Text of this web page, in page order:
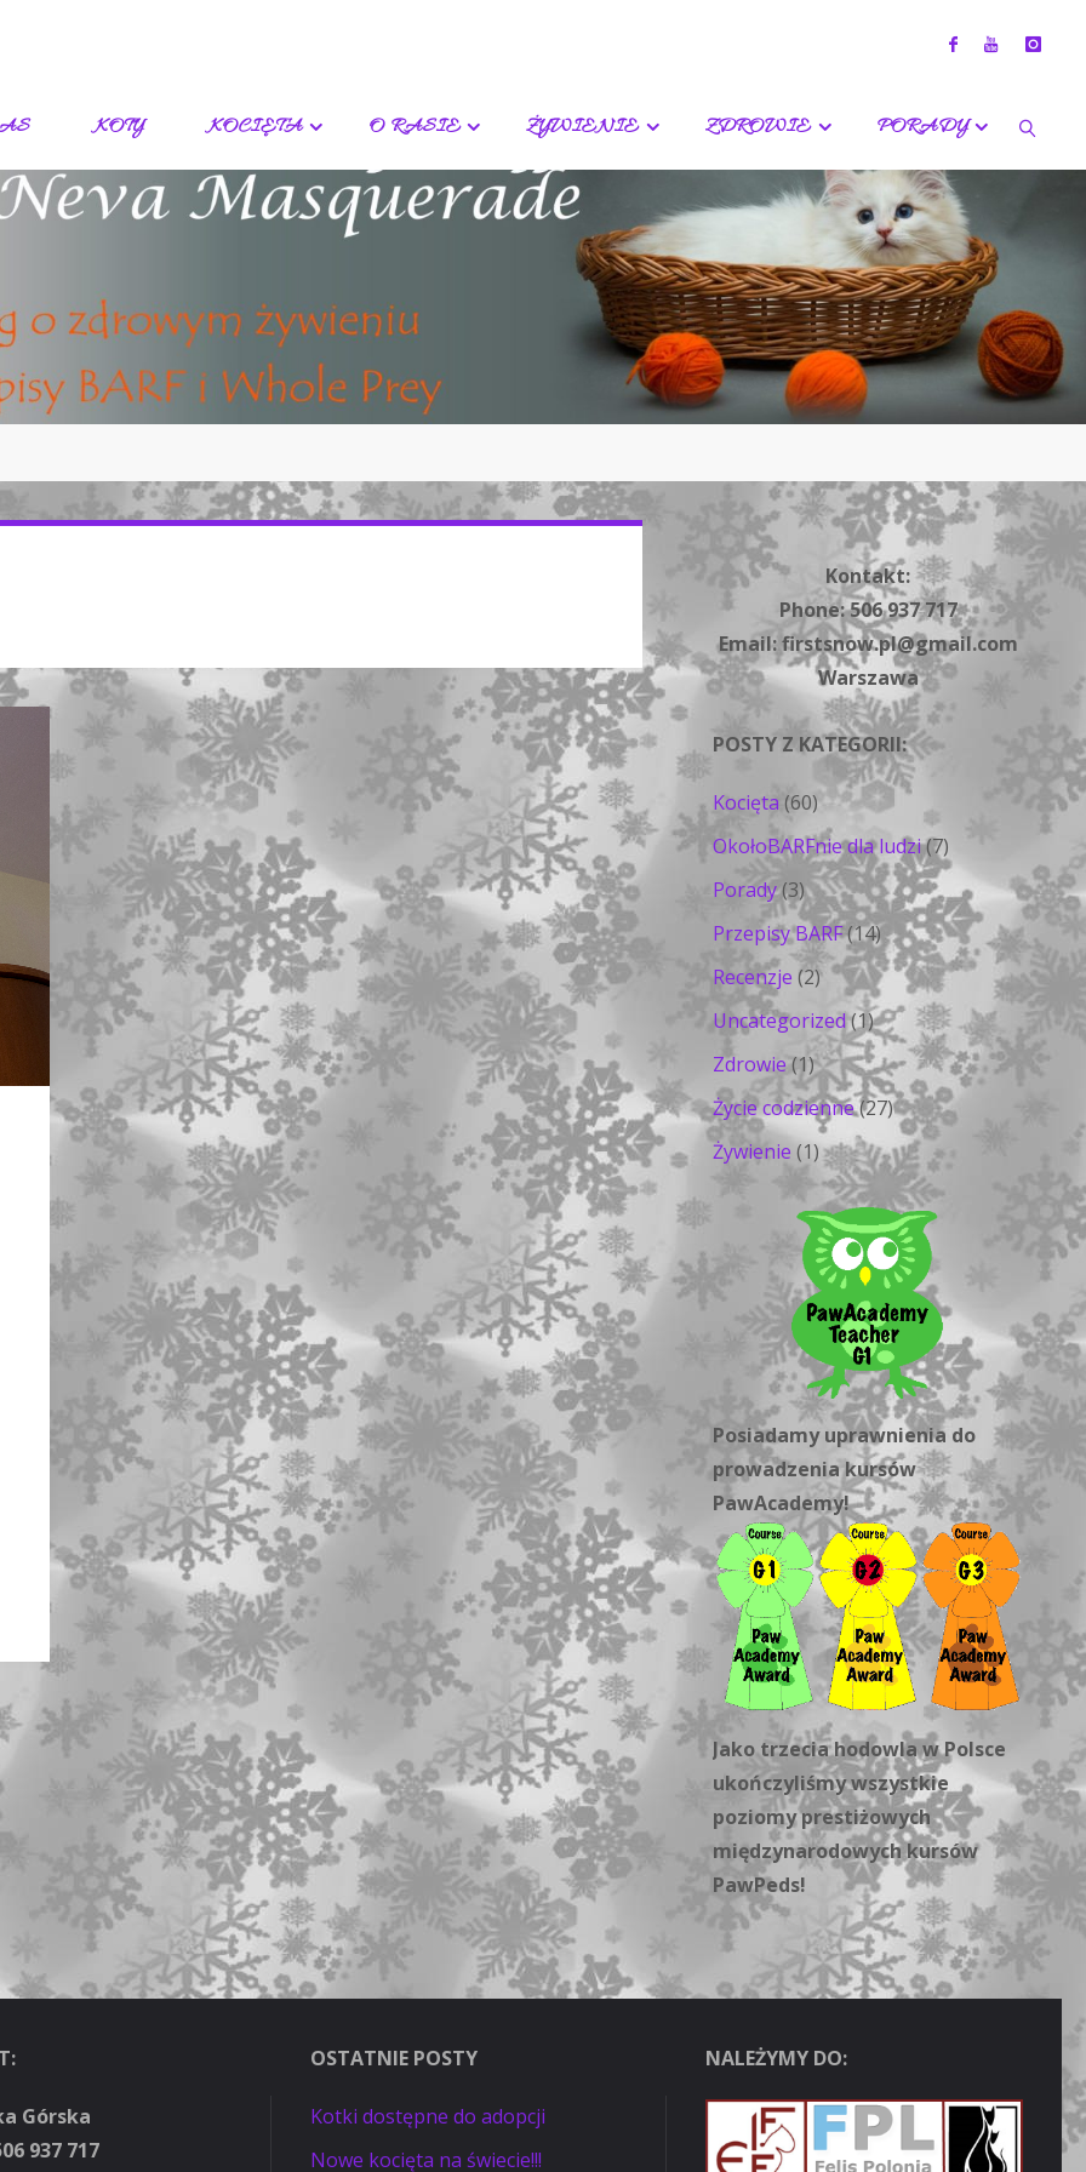
KOTY KOCIĘTA O RASIE ŻYWIENIE ZDROWIE PORADY
Kontakt:
Phone: 506 937 717
Email: firstsnow.pl@gmail.com
Warszawa
POSTY Z KATEGORII:
Kocięta (60)
OkołoBARFnie dla ludzi(7)
Porady(3)
Przepisy BARF(14)
Recenzje (2)
Uncategorized(1)
Zdrowie(1)
Życie codzienne(27)
Żywienie (1)
Posiadamy uprawnienia do
prowadzenia kursów
PawAcademy!
Jako trzecia hodowla w Polsce
ukończyliśmy wszystkie
poziomy prestiżowych
międzynarodowych kursów
PawPeds!
Górska
937 717
OSTATNIE POSTY
Kotki dostępne do adopcji
Nowe kocięta na świecie!!!
NALEŻYMY DO: